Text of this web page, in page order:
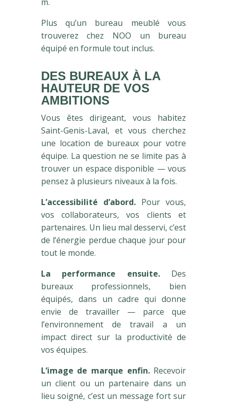
Plus qu’un bureau meublé vous
trouverez chez NOO un bureau
équipé en formule tout inclus.
DES BUREAUX À LA
HAUTEUR DE VOS
AMBITIONS
Vous êtes dirigeant, vous habitez
Saint-Genis-Laval, et vous cherchez
une location de bureaux pour votre
équipe. La question ne se limite pas à
trouver un espace disponible — vous
pensez à plusieurs niveaux à la fois.
L’accessibilité d’abord.Pour vous,
vos collaborateurs, vos clients et
partenaires. Un lieu mal desservi, c’est
de l’énergie perdue chaque jour pour
tout le monde.
La performance ensuite.Des
bureaux professionnels, bien
équipés, dans un cadre qui donne
envie de travailler — parce que
l’environnement de travail a un
impact direct sur la productivité de
vos équipes.
L’image de marque enfin.Recevoir
un client ou un partenaire dans un
lieu soigné, c’est un message fort sur